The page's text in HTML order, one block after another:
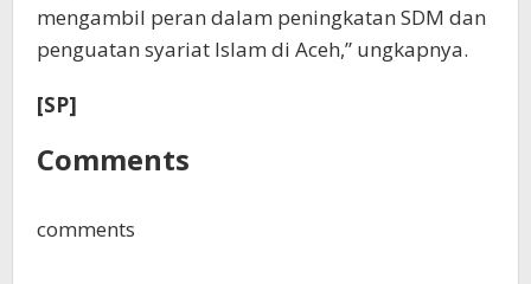
mengambil peran dalam peningkatan SDM dan
penguatan syariat Islam di Aceh,” ungkapnya.
[SP]
Comments
comments